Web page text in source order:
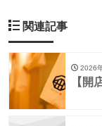
関連記事
2026
【開